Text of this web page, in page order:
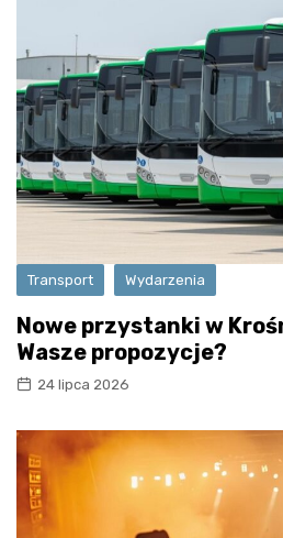
Transport Wydarzenia
Nowe przystanki w
Wasze propozycje?
24 lipca 2026